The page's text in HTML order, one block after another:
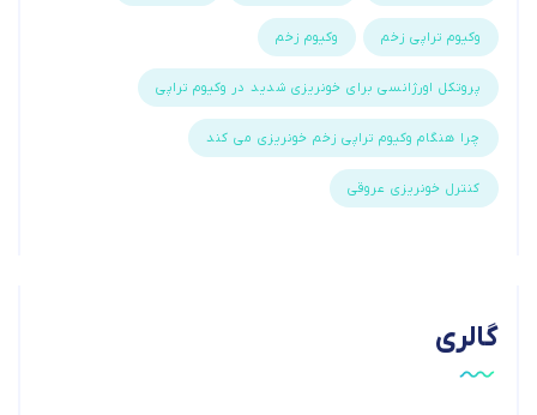
وکیوم تراپی زخم وکیوم زخم
پروتکل اورژانسی برای خونریزی شدید در وکیوم تراپی
چرا هنگام وکیوم تراپی زخم خونریزی می کند
کنترل خونریزی عروقی
گالری